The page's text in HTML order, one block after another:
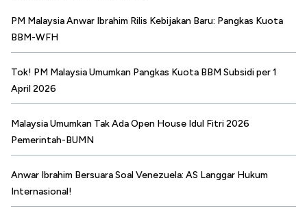
PM Malaysia Anwar Ibrahim Rilis Kebijakan Baru: Pangkas Kuota
BBM-WFH
Tok! PM Malaysia Umumkan Pangkas Kuota BBM Subsidi per 1
April 2026
Malaysia Umumkan Tak Ada Open House Idul Fitri 2026
Pemerintah-BUMN
Anwar Ibrahim Bersuara Soal Venezuela: AS Langgar Hukum
Internasional!